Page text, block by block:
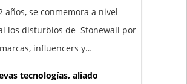
años, se conmemora a nivel
los disturbios de Stonewall por
influencers y…
tecnologías, aliado